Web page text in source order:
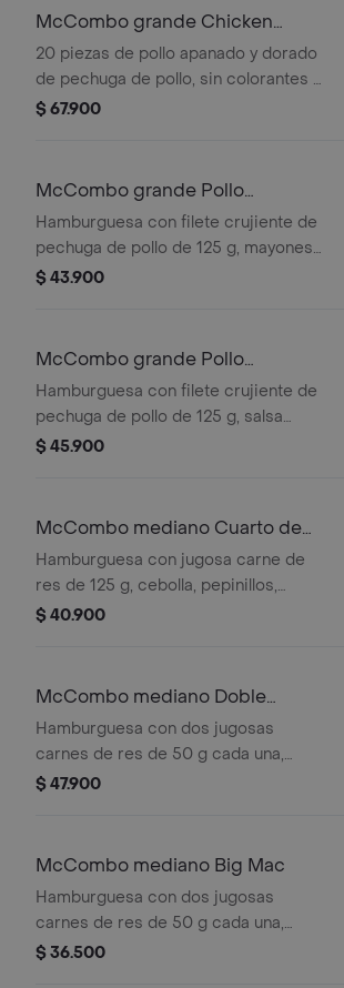
a elección.
McCombo grande Chicken
McNuggets de 20 pzas
20 piezas de pollo apanado y dorado
de pechuga de pollo, sin colorantes ni
conservantes artificiales.
$ 67.900
McCombo grande Pollo
McCrispy Deluxe
Hamburguesa con filete crujiente de
pechuga de pollo de 125 g, mayonesa
cremosa, lechuga fresca y tomate, en
grande a elección.
$ 43.900
McCombo grande Pollo
McCrispy Bacon Ranch
Hamburguesa con filete crujiente de
pechuga de pollo de 125 g, salsa
ranch, tocineta ahumada, lechuga
grandes y bebida grande a elección.
$ 45.900
McCombo mediano Cuarto de
Libra con Queso
Hamburguesa con jugosa carne de
res de 125 g, cebolla, pepinillos,
queso cheddar cremoso, salsa de
medianas y bebida mediana a
$ 40.900
McCombo mediano Doble
Cuarto de Libra con Queso
Hamburguesa con dos jugosas
carnes de res de 50 g cada una,
doble queso cheddar cremoso,
Acompañada de papas fritas
medianas y bebida mediana a
elección.
$ 47.900
McCombo mediano Big Mac
Hamburguesa con dos jugosas
carnes de res de 50 g cada una,
cebolla, lechuga fresca, pepinillos,
$ 36.500